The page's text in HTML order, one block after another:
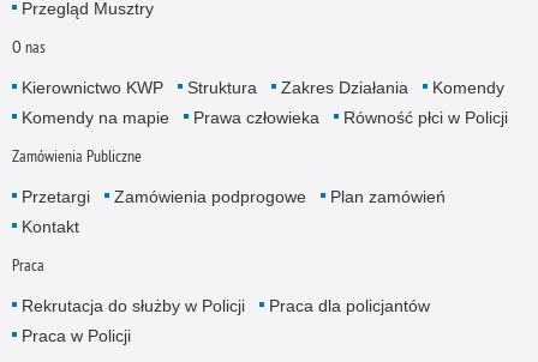
Przegląd Musztry
O nas
Kierownictwo KWP Struktura Zakres Działania
Komendy
Komendy na mapie
Prawa człowieka Równość płci w Policji
Zamówienia Publiczne
Przetargi Zamówienia podprogowe
Plan zamówień
Kontakt
Praca
Rekrutacja do służby w Policji
Praca dla policjantów
Praca w Policji